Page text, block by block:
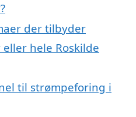
der tilbyder
hele Roskilde
til strømpeforing i